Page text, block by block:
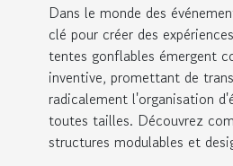
Dans le monde des
clé pour créer des
tentes gonflables émergent
inventive, promettant de
radicalement l'organisation
toutes tailles. Découvrez
structures modulables et